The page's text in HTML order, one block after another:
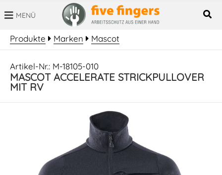
SUCHBEGRIFF
MENÜ
Produkte Marken Mascot
Artikel-Nr.: M-18105-010
MASCOT ACCELERATE STRICKPULLOVER
MIT RV